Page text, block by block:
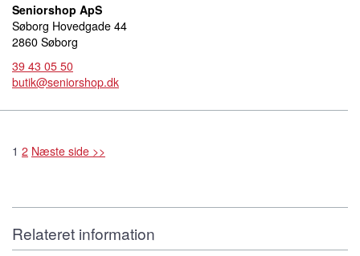
Seniorshop ApS
Søborg Hovedgade 44
2860 Søborg
39 43 05 50
butik@seniorshop.dk
1 2 Næste side >>
Relateret information